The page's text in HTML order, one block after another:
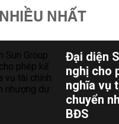
NHẤT
Đại diện
nghị cho
nghĩa vụ
chuyển
BĐS